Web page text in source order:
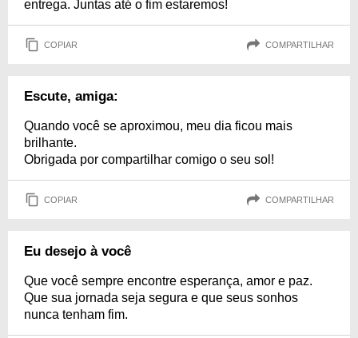
entrega. Juntas até o fim estaremos!
COPIAR COMPARTILHAR
Escute, amiga:
Quando você se aproximou, meu dia ficou mais
brilhante.
Obrigada por compartilhar comigo o seu sol!
COPIAR COMPARTILHAR
Eu desejo à você
Que você sempre encontre esperança, amor e paz.
Que sua jornada seja segura e que seus sonhos
nunca tenham fim.